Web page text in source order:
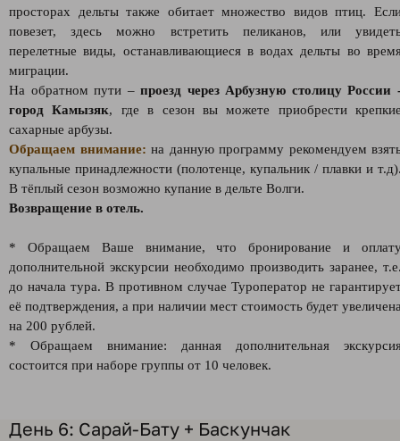
просторах дельты также обитает множество видов птиц.
повезет, здесь можно встретить пеликанов, или
перелетные виды, останавливающиеся в водах дельты во
миграции.
На обратном пути –проезд через Арбузную столицу России
город Камызяк, где в сезон вы можете приобрести
сахарные арбузы.
Обращаем внимание: на данную программу рекомендуем
купальные принадлежности (полотенце, купальник / плавки и
В тёплый сезон возможно купание в дельте Волги.
Возвращение в отель.
* Обращаем Ваше внимание, что бронирование и
дополнительной экскурсии необходимо производить заранее,
до начала тура. В противном случае Туроператор не
её подтверждения, а при наличии мест стоимость будет
на 200 рублей.
* Обращаем внимание: данная дополнительная
состоится при наборе группы от 10 человек.
День 6: Сарай-Бату + Баскунчак